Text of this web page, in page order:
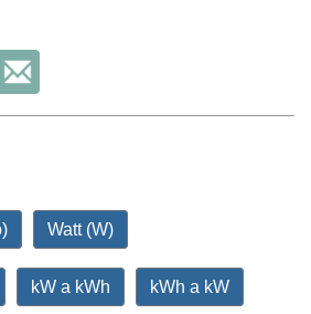
Watt (W)
kW a kWh kWh a kW